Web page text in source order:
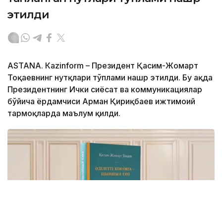
этилди
ASTANА. Кazinform – Президент Қасим-Жомарт
Тоқаевнинг нутқлари тўплами нашр этилди. Бу ҳақда
Президентнинг Ички сиёсат ва коммуникациялар
бўйича ёрдамчиси Арман Қириқбаев ижтимоий
тармоқларда маълум қилди.